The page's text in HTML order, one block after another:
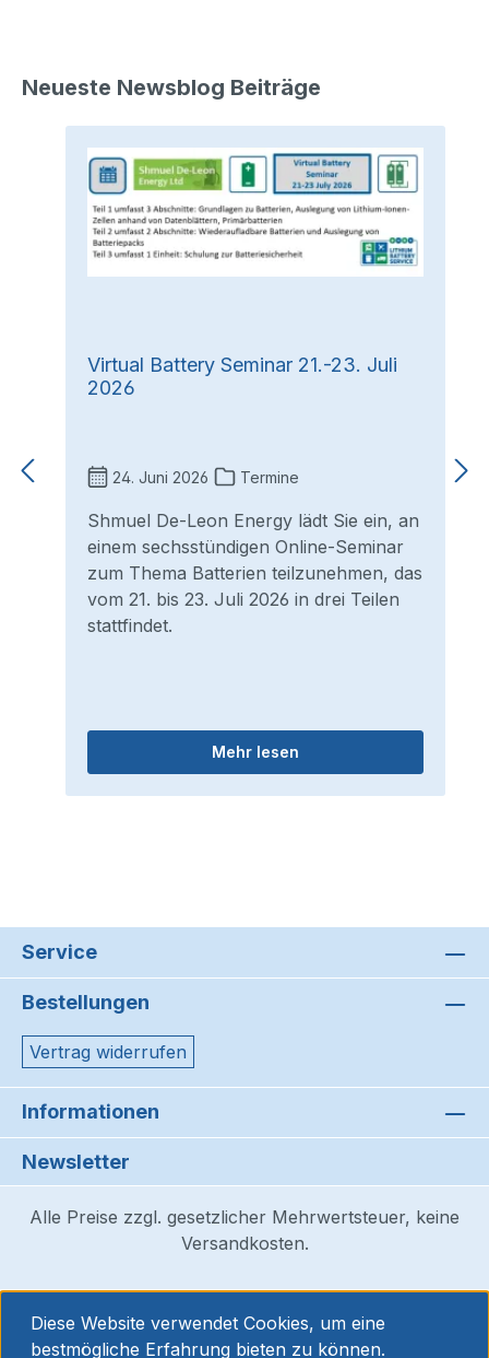
Neueste Newsblog Beiträge
Virtual Battery Seminar 21.-23. Juli
2026
24. Juni 2026 Termine
Shmuel De-Leon Energy lädt Sie ein, an
einem sechsstündigen Online-Seminar
zum Thema Batterien teilzunehmen, das
vom 21. bis 23. Juli 2026 in drei Teilen
stattfindet.
Mehr lesen
Service
Bestellungen
Vertrag widerrufen
Informationen
Newsletter
Alle Preise zzgl. gesetzlicher Mehrwertsteuer, keine
Versandkosten.
Diese Website verwendet Cookies, um eine
bestmögliche Erfahrung bieten zu können.